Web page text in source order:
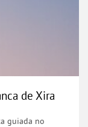
de Xira
guiada no